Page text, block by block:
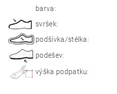
barva:
svršek:
podšívka/stélka:
podešev:
výška podpatku: